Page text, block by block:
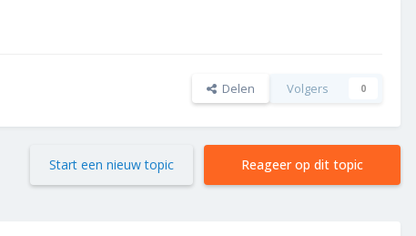
Delen Volgers 0
Reageer op dit topic
Start een nieuw topic